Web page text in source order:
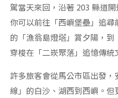
駕當天來回，沿著 203 縣道
你可以前往「西嶼堡壘」追
的「漁翁島燈塔」賞夕陽，
穿梭在「二崁聚落」追憶傳統
許多旅客會從馬公市區出發
線」的白沙、湖西到西嶼。但